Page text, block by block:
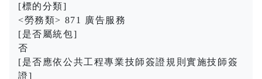
[標的分類]
<勞務類> 871 廣告服務
[是否屬統包]
否
[是否應依公共工程專業技師簽證規則實施技師簽
證]